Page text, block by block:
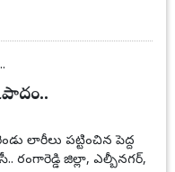
లారీలు పట్టించిన పెద్ద
జిల్లా, ఎల్బీనగర్,